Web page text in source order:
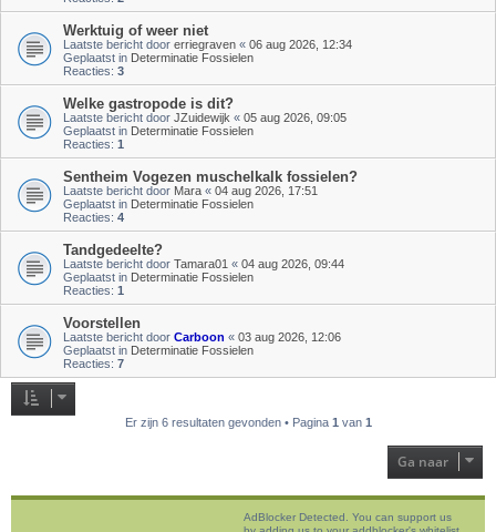
Werktuig of weer niet
Laatste bericht door erriegraven « 06 aug 2026, 12:34
Geplaatst in Determinatie Fossielen
Reacties: 3
Welke gastropode is dit?
Laatste bericht door JZuidewijk « 05 aug 2026, 09:05
Geplaatst in Determinatie Fossielen
Reacties: 1
Sentheim Vogezen muschelkalk fossielen?
Laatste bericht door Mara « 04 aug 2026, 17:51
Geplaatst in Determinatie Fossielen
Reacties: 4
Tandgedeelte?
Laatste bericht door Tamara01 « 04 aug 2026, 09:44
Geplaatst in Determinatie Fossielen
Reacties: 1
Voorstellen
Laatste bericht door Carboon « 03 aug 2026, 12:06
Geplaatst in Determinatie Fossielen
Reacties: 7
Er zijn 6 resultaten gevonden • Pagina 1 van 1
Ga naar
AdBlocker Detected. You can support us